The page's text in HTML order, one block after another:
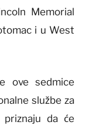
Memorial
i u West
ove sedmice
službe za
priznaju da će